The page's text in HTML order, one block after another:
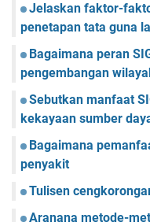
Jelaskan faktor-
penetapan tata guna
Bagaimana peran
pengembangan
Sebutkan manfaat
kekayaan sumber
Bagaimana
penyakit
Tulisen
Aranana metode-